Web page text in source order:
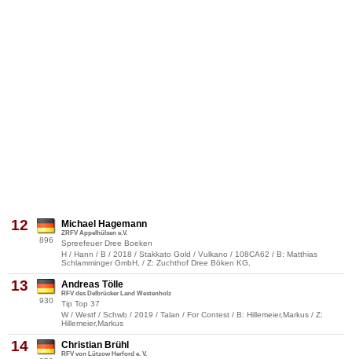
12
896
Michael Hagemann
ZRFV Appelhülsen e.V.
Spreefeuer Dree Boeken
H / Hann / B / 2018 / Stakkato Gold / Vulkano / 108CA62 / B: Matthias
Schlamminger GmbH, / Z: Zuchthof Dree Böken KG,
13
930
Andreas Tölle
RFV des Delbrücker Land Westenholz
Tip Top 37
W / Westf / Schwb / 2019 / Talan / For Contest / B: Hillemeier,Markus / Z:
Hillemeier,Markus
14 Christian Brühl
RFV von Lützow Herford e. V.